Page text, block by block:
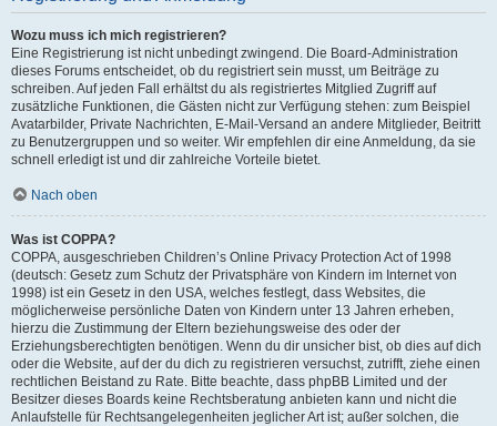
Wozu muss ich mich registrieren?
Eine Registrierung ist nicht unbedingt zwingend. Die Board-Administration
dieses Forums entscheidet, ob du registriert sein musst, um Beiträge zu
schreiben. Auf jeden Fall erhältst du als registriertes Mitglied Zugriff auf
zusätzliche Funktionen, die Gästen nicht zur Verfügung stehen: zum Beispiel
Avatarbilder, Private Nachrichten, E-Mail-Versand an andere Mitglieder, Beitritt
zu Benutzergruppen und so weiter. Wir empfehlen dir eine Anmeldung, da sie
schnell erledigt ist und dir zahlreiche Vorteile bietet.
Nach oben
Was ist COPPA?
COPPA, ausgeschrieben Children’s Online Privacy Protection Act of 1998
(deutsch: Gesetz zum Schutz der Privatsphäre von Kindern im Internet von
1998) ist ein Gesetz in den USA, welches festlegt, dass Websites, die
möglicherweise persönliche Daten von Kindern unter 13 Jahren erheben,
hierzu die Zustimmung der Eltern beziehungsweise des oder der
Erziehungsberechtigten benötigen. Wenn du dir unsicher bist, ob dies auf dich
oder die Website, auf der du dich zu registrieren versuchst, zutrifft, ziehe einen
rechtlichen Beistand zu Rate. Bitte beachte, dass phpBB Limited und der
Besitzer dieses Boards keine Rechtsberatung anbieten kann und nicht die
Anlaufstelle für Rechtsangelegenheiten jeglicher Art ist; außer solchen, die